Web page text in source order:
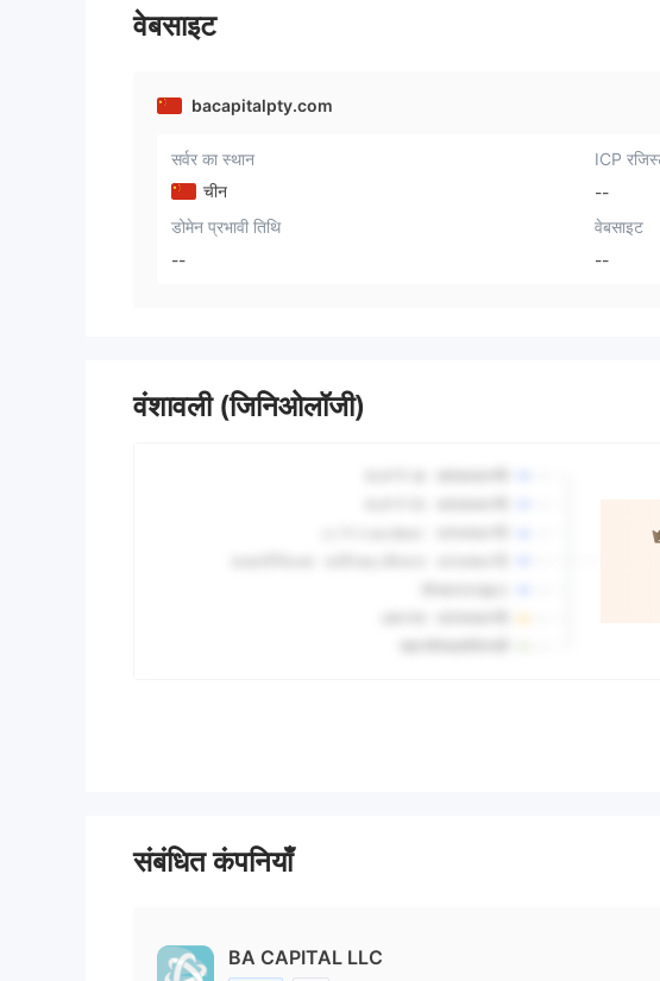
वेबसाइट
bacapitalpty.com
सर्वर का स्थान
चीन
ICP
--
डोमेन प्रभावी तिथि
--
वेबसाइट
--
वंशावली (जिनिओलॉजी)
संबंधित कंपनियाँ
BA CAPITAL LLC